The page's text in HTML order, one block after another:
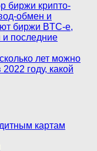
биржи крипто-
обмен и
биржи BTC-e,
и последние
лет можно
году, какой
картам